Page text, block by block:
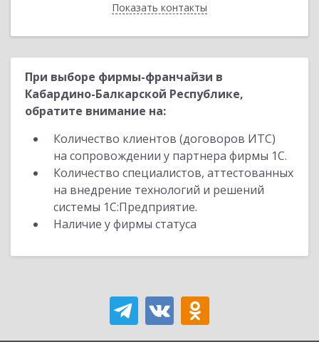
Показать контакты
Назад
При выборе фирмы-франчайзи в
Кабардино-Балкарской Республике,
обратите внимание на:
Количество клиентов (договоров ИТС)
на сопровождении у партнера фирмы 1С.
Количество специалистов, аттестованных
на внедрение технологий и решений
системы 1С:Предприятие.
Наличие у фирмы статуса